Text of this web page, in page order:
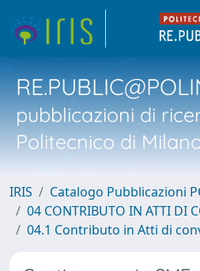
pubblicazioni di
Politecnico di
IRIS
Catalogo Pubblicazioni
04 CONTRIBUTO IN ATTI DI
04.1 Contributo in Atti di